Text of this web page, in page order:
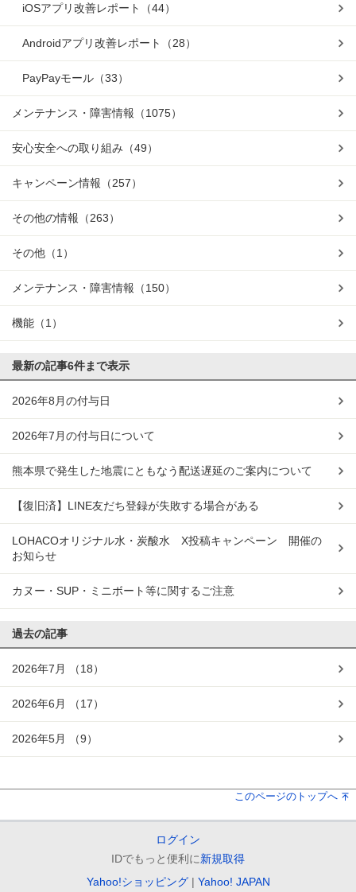
iOSアプリ改善レポート （44）
Androidアプリ改善レポート （28）
PayPayモール （33）
メンテナンス・障害情報 （1075）
安心安全への取り組み （49）
キャンペーン情報 （257）
その他の情報 （263）
その他 （1）
メンテナンス・障害情報 （150）
機能 （1）
最新の記事6件まで表示
2026年8月の付与日
2026年7月の付与日について
熊本県で発生した地震にともなう配送遅延のご案内について
【復旧済】LINE友だち登録が失敗する場合がある
LOHACOオリジナル水・炭酸水 X投稿キャンペーン 開催の
お知らせ
カヌー・SUP・ミニボート等に関するご注意
過去の記事
2026年7月 （18）
2026年6月 （17）
2026年5月 （9）
このページのトップへ
ログイン
IDでもっと便利に新規取得
Yahoo!ショッピング
Yahoo! JAPAN